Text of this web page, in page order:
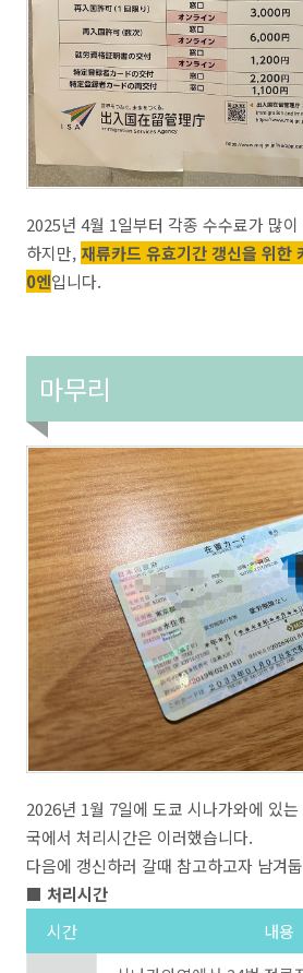
2025년 4월 1일부터 각종 수수료가 많
하지만, 재류카드 유효기간 갱신을 위한
0엔입니다.
마무리
2026년 1월 7일에 도쿄 시나가와에 있
국에서 처리시간은 이러했습니다.
다음에 갱신하러 갈때 참고하고자 남겨
■ 처리시간
시간
내용